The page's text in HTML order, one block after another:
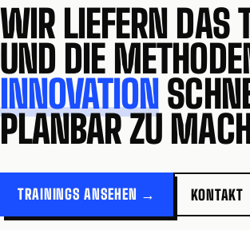
WIR LIEFERN DAS
UND DIE
INNOVATION
PLANBAR ZU
TRAININGS ANSEHEN → KONTAKT